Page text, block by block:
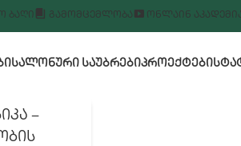
ᲑᲐᲦᲘ ᲒᲐᲛᲝᲛᲪᲔᲛᲚᲝᲑᲐ ᲝᲜᲚᲐᲘᲜ
ᲡᲐᲚᲝᲜᲣᲠᲘ ᲡᲐᲣᲑᲠᲔᲑᲘᲞᲠᲝᲔᲥᲢᲔᲑᲘ
–